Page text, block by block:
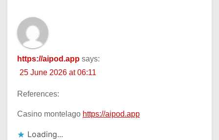
https://aipod.app says:
25 June 2026 at 06:11
References:
Casino montelago https://aipod.app
Loading...